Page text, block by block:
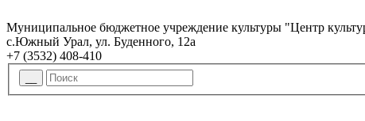
Муниципальное бюджетное учреждение культуры "Центр
с.Южный Урал, ул. Буденного, 12а
+7 (3532) 408-410